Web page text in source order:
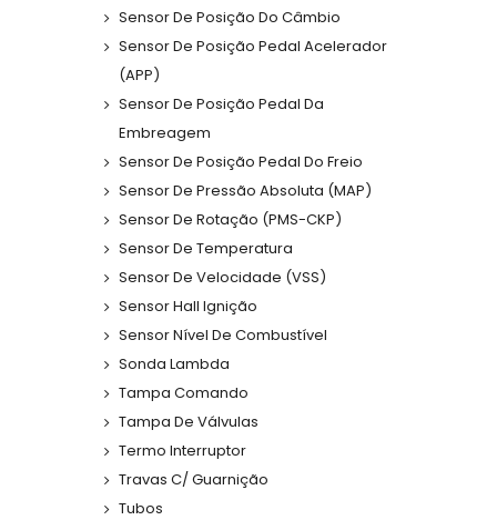
Sensor De Posição Do Câmbio
Sensor De Posição Pedal Acelerador
(APP)
Sensor De Posição Pedal Da
Embreagem
Sensor De Posição Pedal Do Freio
Sensor De Pressão Absoluta (MAP)
Sensor De Rotação (PMS-CKP)
Sensor De Temperatura
Sensor De Velocidade (VSS)
Sensor Hall Ignição
Sensor Nível De Combustível
Sonda Lambda
Tampa Comando
Tampa De Válvulas
Termo Interruptor
Travas C/ Guarnição
Tubos